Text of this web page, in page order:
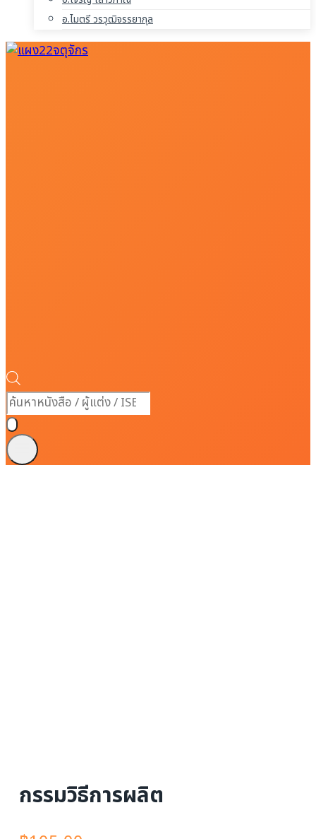
อ.ไมตรี วรวุฒิจรรยากุล
Products
search
กรรมวิธีการผลิต